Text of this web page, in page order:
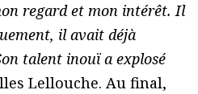
regard et mon intérêt. Il
il avait déjà
talent inouï a explosé
Lellouche. Au final,